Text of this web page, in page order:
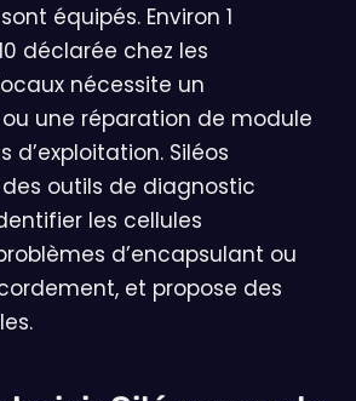
équipés. Environ 1
déclarée chez les
nécessite un
une réparation de module
d’exploitation. Siléos
outils de diagnostic
les cellules
d’encapsulant ou
et propose des